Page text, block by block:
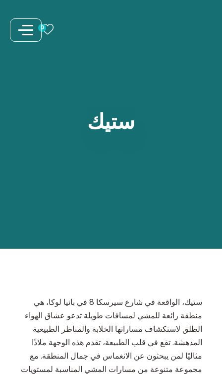
0
ستيك
ستيك، الواقعة في شارع سيرسكا 8 في بانيا لوكا، هي
منطقة رائعة للمشي لمسافات طويلة تدعو عشاق الهواء
الطلق لاستكشاف مساراتها الخلابة والمناظر الطبيعية
المدهشة. تقع في قلب الطبيعة، تقدم هذه الوجهة ملاذًا
مثاليًا لمن يبحثون عن الانغماس في جمال المنطقة. مع
مجموعة متنوعة من مسارات المشي المناسبة لمستويات